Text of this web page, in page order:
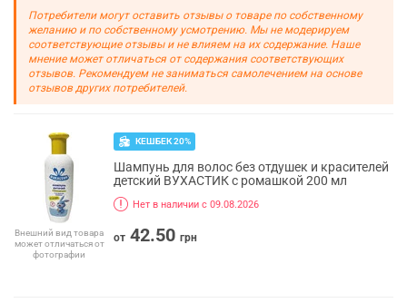
Потребители могут оставить отзывы о товаре по собственному
желанию и по собственному усмотрению. Мы не модерируем
соответствующие отзывы и не влияем на их содержание. Наше
мнение может отличаться от содержания соответствующих
отзывов. Рекомендуем не заниматься самолечением на основе
отзывов других потребителей.
Внешний вид товара
может отличаться от
фотографии
КЕШБЕК 20%
Шампунь для волос без отдушек и красителей
детский ВУХАСТИК с ромашкой 200 мл
Нет в наличии с 09.08.2026
от 42.50 грн